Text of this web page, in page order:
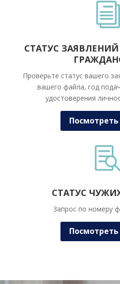
i
СТАТУС
Проверьте статус вашего
вашего файла, год
удостоверения
Посмотреть

СТАТУС
Запрос по номеру
Посмотреть